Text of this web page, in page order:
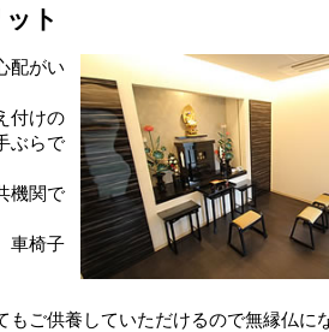
ト
配がい
付けの
ぶらで
機関で
車椅子
もご供養していただけるので無縁仏に